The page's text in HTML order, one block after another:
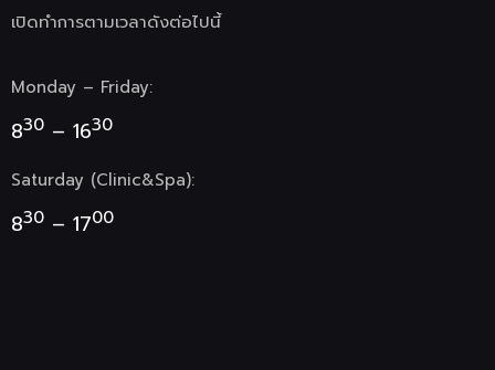
เปิดทำการตามเวลาดังต่อไปนี้
Monday – Friday:
830– 1630
Saturday (Clinic&Spa):
830– 1700